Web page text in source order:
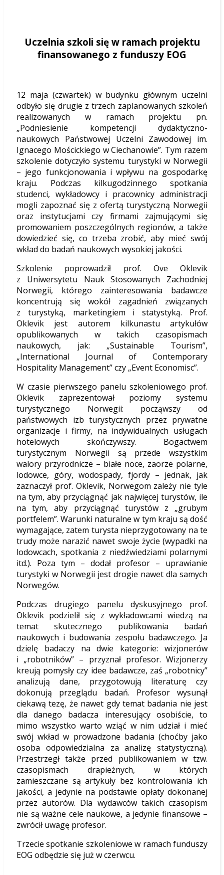
Uczelnia szkoli się w ramach projektu
finansowanego z funduszy EOG
12 maja (czwartek) w budynku głównym uczelni
odbyło się drugie z trzech zaplanowanych szkoleń
realizowanych w ramach projektu pn.
„Podniesienie kompetencji dydaktyczno-
naukowych Państwowej Uczelni Zawodowej im.
Ignacego Mościckiego w Ciechanowie”. Tym razem
szkolenie dotyczyło systemu turystyki w Norwegii
– jego funkcjonowania i wpływu na gospodarkę
kraju. Podczas kilkugodzinnego spotkania
studenci, wykładowcy i pracownicy administracji
mogli zapoznać się z ofertą turystyczną Norwegii
oraz instytucjami czy firmami zajmującymi się
promowaniem poszczególnych regionów, a także
dowiedzieć się, co trzeba zrobić, aby mieć swój
wkład do badań naukowych wysokiej jakości.
Szkolenie poprowadził prof. Ove Oklevik
z Uniwersytetu Nauk Stosowanych Zachodniej
Norwegii, którego zainteresowania badawcze
koncentrują się wokół zagadnień związanych
z turystyką, marketingiem i statystyką. Prof.
Oklevik jest autorem kilkunastu artykułów
opublikowanych w takich czasopismach
naukowych, jak: „Sustainable Tourism”,
„International Journal of Contemporary
Hospitality Management” czy „Event Economisc”.
W czasie pierwszego panelu szkoleniowego prof.
Oklevik zaprezentował poziomy systemu
turystycznego Norwegii: począwszy od
państwowych izb turystycznych przez prywatne
organizacje i firmy, na indywidualnych usługach
hotelowych skończywszy. Bogactwem
turystycznym Norwegii są przede wszystkim
walory przyrodnicze – białe noce, zaorze polarne,
lodowce, góry, wodospady, fjordy – jednak, jak
zaznaczył prof. Oklevik, Norwegom zależy nie tyle
na tym, aby przyciągnąć jak najwięcej turystów, ile
na tym, aby przyciągnąć turystów z „grubym
portfelem”. Warunki naturalne w tym kraju są dość
wymagające, zatem turysta nieprzygotowany na te
trudy może narazić nawet swoje życie (wypadki na
lodowcach, spotkania z niedźwiedziami polarnymi
itd.). Poza tym – dodał profesor – uprawianie
turystyki w Norwegii jest drogie nawet dla samych
Norwegów.
Podczas drugiego panelu dyskusyjnego prof.
Oklevik podzielił się z wykładowcami wiedzą na
temat skutecznego publikowania badań
naukowych i budowania zespołu badawczego. Ja
dzielę badaczy na dwie kategorie: wizjonerów
i „robotników” – przyznał profesor. Wizjonerzy
kreują pomysły czy idee badawcze, zaś „robotnicy”
analizują dane, przygotowują literaturę czy
dokonują przeglądu badań. Profesor wysunął
ciekawą tezę, że nawet gdy temat badania nie jest
dla danego badacza interesujący osobiście, to
mimo wszystko warto wziąć w nim udział i mieć
swój wkład w prowadzone badania (choćby jako
osoba odpowiedzialna za analizę statystyczną).
Przestrzegł także przed publikowaniem w tzw.
czasopismach drapieżnych, w których
zamieszczane są artykuły bez kontrolowania ich
jakości, a jedynie na podstawie opłaty dokonanej
przez autorów. Dla wydawców takich czasopism
nie są ważne cele naukowe, a jedynie finansowe –
zwrócił uwagę profesor.
Trzecie spotkanie szkoleniowe w ramach funduszy
EOG odbędzie się już w czerwcu.